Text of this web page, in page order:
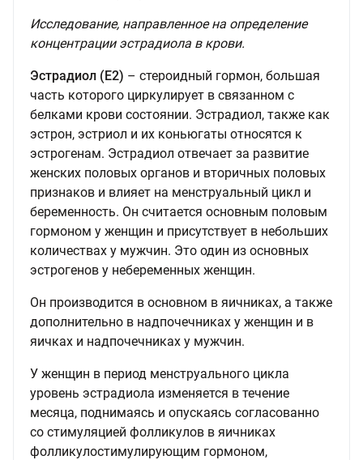
Исследование, направленное на определение
концентрации эстрадиола в крови.
Эстрадиол (Е2) – стероидный гормон, большая
часть которого циркулирует в связанном с
белками крови состоянии. Эстрадиол, также как
эстрон, эстриол и их коньюгаты относятся к
эстрогенам. Эстрадиол отвечает за развитие
женских половых органов и вторичных половых
признаков и влияет на менструальный цикл и
беременность. Он считается основным половым
гормоном у женщин и присутствует в небольших
количествах у мужчин. Это один из основных
эстрогенов у небеременных женщин.
Он производится в основном в яичниках, а также
дополнительно в надпочечниках у женщин и в
яичках и надпочечниках у мужчин.
У женщин в период менструального цикла
уровень эстрадиола изменяется в течение
месяца, поднимаясь и опускаясь согласованно
со стимуляцией фолликулов в яичниках
фолликулостимулирующим гормоном,